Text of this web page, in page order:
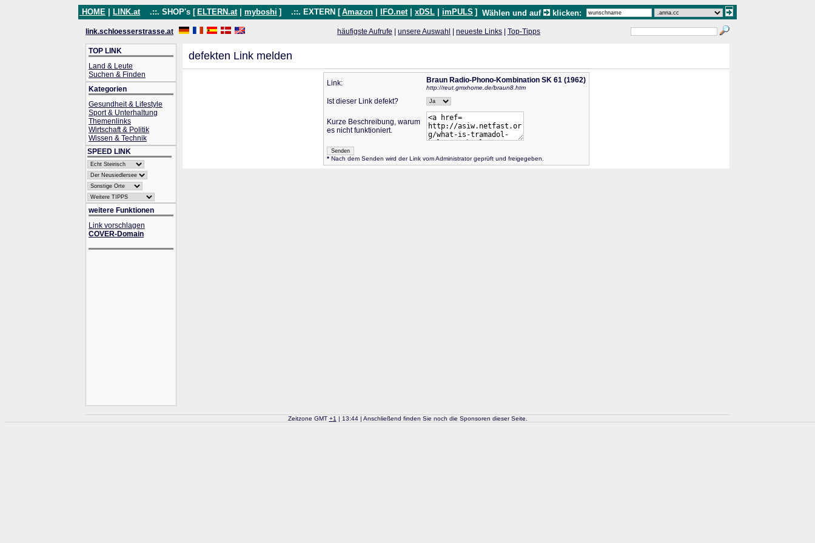
HOME LINK.at .::. SHOP's [ ELTERN.at myboshi ] .::. EXTERN [ Amazon IFO.net xDSL imPULS ] Wählen und auf klicken:
link.schloesserstrasse.at häufigste Aufrufe unsere Auswahl neueste Links Top-Tipps
TOP LINK
Land & Leute
Suchen & Finden
Kategorien
Gesundheit & Lifestyle
Sport & Unterhaltung
Themenlinks
Wirtschaft & Politik
Wissen & Technik
SPEED LINK
weitere Funktionen
Link vorschlagen
COVER-Domain
defekten Link melden
Link: Braun Radio-Phono-Kombination SK 61 (1962)
http://reut.gmxhome.de/braun8.htm
Ist dieser Link defekt?
Kurze Beschreibung, warum
es nicht funktioniert.
*Nach dem Senden wird der Link vom Administrator geprüft und freigegeben.
Zeitzone GMT +1 | 13:44 | Anschließend finden Sie noch die Sponsoren dieser Seite.